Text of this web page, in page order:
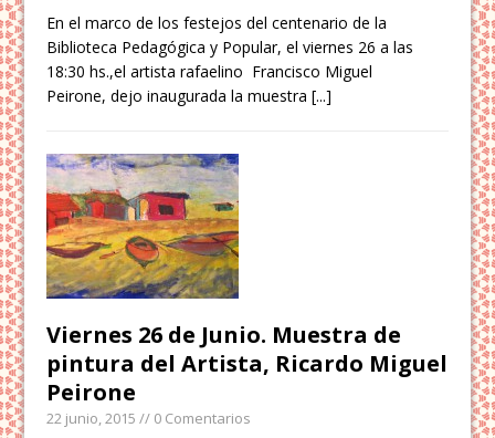
En el marco de los festejos del centenario de la
Biblioteca Pedagógica y Popular, el viernes 26 a las
18:30 hs.,el artista rafaelino Francisco Miguel
Peirone, dejo inaugurada la muestra[...]
Viernes 26 de Junio. Muestra de
pintura del Artista, Ricardo Miguel
Peirone
22 junio, 2015 // 0 Comentarios